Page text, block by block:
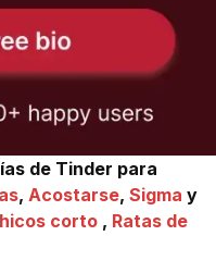
de Tinder para
, Acostarse, Sigma y
corto , Ratas de